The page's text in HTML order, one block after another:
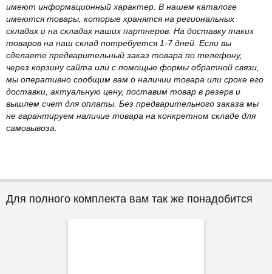
имеют информационный характер. В нашем каталоге
имеются товары, которые хранятся на региональных
складах и на складах наших партнеров. На доставку таких
товаров на наш склад потребуется 1-7 дней. Если вы
сделаете предварительный заказ товара по телефону,
через корзину сайта или с помощью формы обратной связи,
мы оперативно сообщим вам о наличии товара или сроке его
доставки, актуальную цену, поставим товар в резерв и
вышлем счет для оплаты. Без предварительного заказа мы
не гарантируем наличие товара на конкретном складе для
самовывоза.
Для полного комплекта вам так же понадобится